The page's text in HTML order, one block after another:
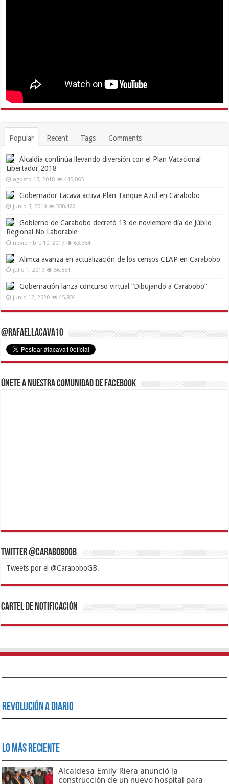
Popular Recent Tags Comments
Alcaldía continúa llevando diversión con el Plan Vacacional
Libertador 2018
agosto 13, 2018 445,065
Gobernador Lacava activa Plan Tanque Azul en Carabobo
junio 3, 2019 330,422
Gobierno de Carabobo decretó 13 de noviembre día de Júbilo
Regional No Laborable
noviembre 10, 2017 63,384
Alimca avanza en actualización de los censos CLAP en Carabobo
julio 1, 2019 56,851
Gobernación lanza concurso virtual “Dibujando a Carabobo”
junio 12, 2020 45,834
@RafaelLacava10
Únete a nuestra comunidad de Facebook
Twitter @CaraboboGB
Tweets por el @CaraboboGB.
1xbetBetturkeyBetistKralbetSupertotobetTipobetMatadorbetMariobet
https://mvbcasino.com/
Cartel de Notificación
Revolución a Diario
Lo Más Reciente
Alcaldesa Emily Riera anunció la
construcción de un nuevo hospital para